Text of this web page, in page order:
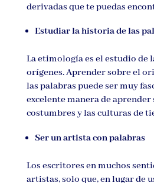
derivadas que te puedas
Estudiar la historia de las
La etimología es el estudio de
orígenes. Aprender sobre el
las palabras puede ser muy
excelente manera de
costumbres y las culturas de
Ser un artista con palabras
Los escritores en muchos
artistas, solo que, en lugar de